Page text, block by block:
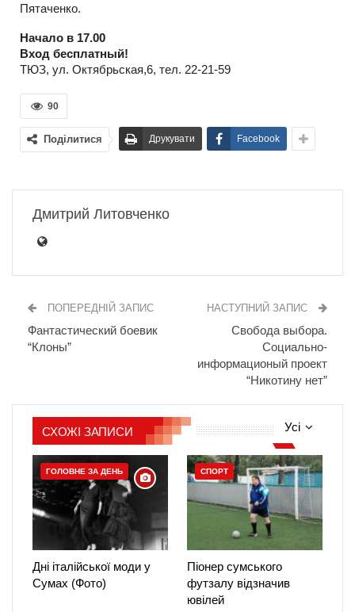
Пятаченко.
Начало в 17.00
Вход бесплатный!
ТЮЗ, ул. Октябрьская,6, тел. 22-21-59
90
Поділитися Друкувати Facebook
Дмитрий Литовченко
ПОПЕРЕДНІЙ ЗАПИС
Фантастический боевик
“Клоны”
НАСТУПНИЙ ЗАПИС
Свобода выбора.
Социально-
информационый проект
“Никотину нет”
Усі
СХОЖІ ЗАПИСИ
ГОЛОВНЕ ЗА ДЕНЬ
Дні італійської моди у
Сумах (Фото)
СПОРТ
Піонер сумського
футзалу відзначив
ювілей